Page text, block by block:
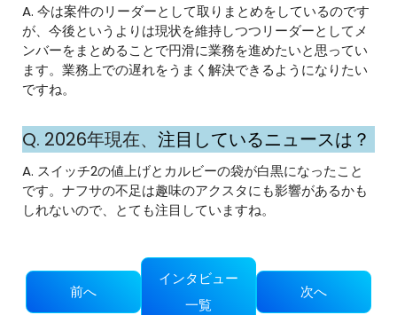
A. 今は案件のリーダーとして取りまとめをしているのです
が、今後というよりは現状を維持しつつリーダーとしてメ
ンバーをまとめることで円滑に業務を進めたいと思ってい
ます。業務上での遅れをうまく解決できるようになりたい
ですね。
Q. 2026年現在、 注目しているニュースは？
A. スイッチ2の値上げとカルビーの袋が白黒になったこと
です。ナフサの不足は趣味のアクスタにも影響があるかも
しれないので、とても注目していますね。
前へ
インタビュー
一覧
次へ